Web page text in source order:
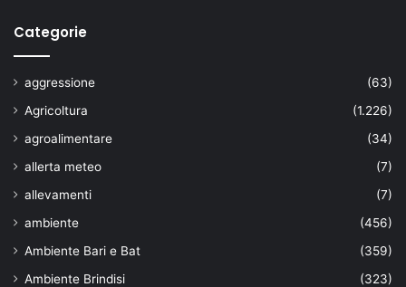
Categorie
aggressione
(63)
Agricoltura
(1.226)
agroalimentare
(34)
allerta meteo
(7)
allevamenti
(7)
ambiente
(456)
Ambiente Bari e Bat
(359)
Ambiente Brindisi
(323)